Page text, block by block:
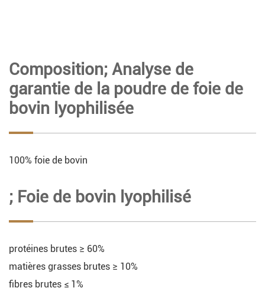
Composition; Analyse de
garantie de la poudre de foie de
bovin lyophilisée
100% foie de bovin
; Foie de bovin lyophilisé
protéines brutes ≥ 60%
matières grasses brutes ≥ 10%
fibres brutes ≤ 1%